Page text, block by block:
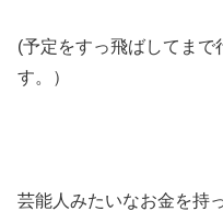
(予定をすっ飛ばしてま
す。）
芸能人みたいなお金を持